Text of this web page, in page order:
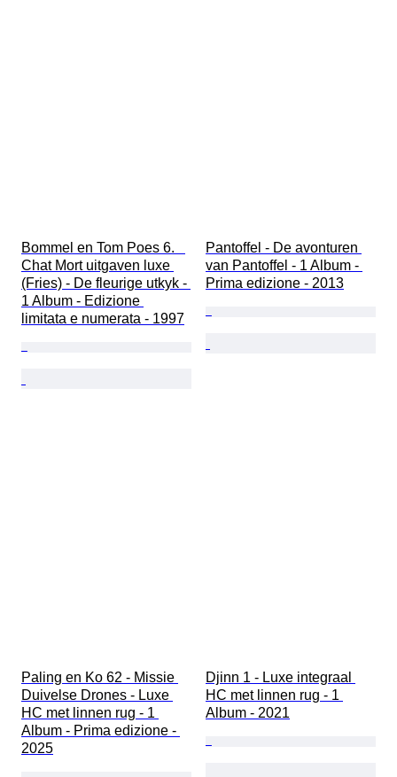
Bommel en Tom Poes 6.
Chat Mort uitgaven luxe
(Fries) - De fleurige utkyk -
1 Album - Edizione
limitata e numerata - 1997
Pantoffel - De avonturen
van Pantoffel - 1 Album -
Prima edizione - 2013
Paling en Ko 62 - Missie
Duivelse Drones - Luxe
HC met linnen rug - 1
Album - Prima edizione -
2025
Djinn 1 - Luxe integraal
HC met linnen rug - 1
Album - 2021